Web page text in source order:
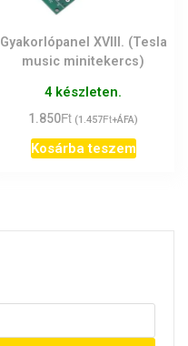
Gyakorlópanel XVIII. (Tesla
music minitekercs)
4 készleten.
1.850Ft (1.457Ft+ÁFA)
Kosárba teszem